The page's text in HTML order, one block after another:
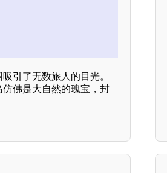
引了无数旅人的目光。
佛是大自然的瑰宝，封